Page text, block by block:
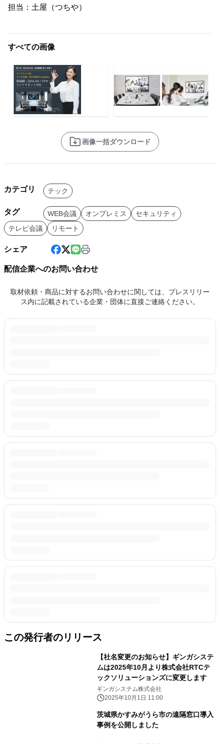
担当：土屋（つちや）
すべての画像
画像一括ダウンロード
カテゴリ テック
タグ WEB会議 オンプレミス
セキュリティ
テレビ会議
リモート
シェア
配信企業へのお問い合わせ
取材依頼・商品に対するお問い合わせに関しては、プレスリリー
ス内に記載されている企業・団体に直接ご連絡ください。
この発行者のリリース
【社名変更のお知らせ】ギンガシステ
ムは2025年10月より株式会社RTCテ
ックソリューションズに変更します
ギンガシステム株式会社
2025年10月1日 11:00
茨城県かすみがうら市の遠隔窓口導入
事例を公開しました